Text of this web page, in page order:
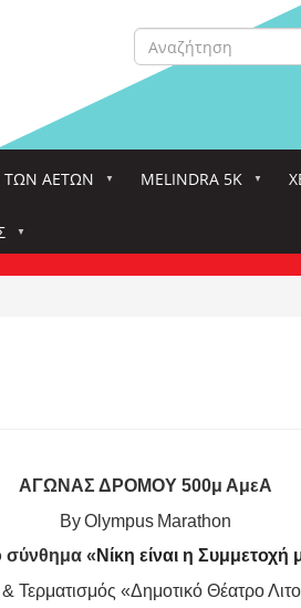
Search
Αναζήτηση
ΑΕΤΏΝ MELINDRA 5K
ΑΓΩΝΑΣ ΔΡΟΜΟΥ500μ ΑμεΑ
By Olympus Marathon
σύνθημα « Νίκη είναι η Συμμετοχή
Τερματισμός «Δημοτικό Θέατρο